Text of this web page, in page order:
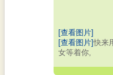
[查看图片]
[查看图片]快来
女等着你,